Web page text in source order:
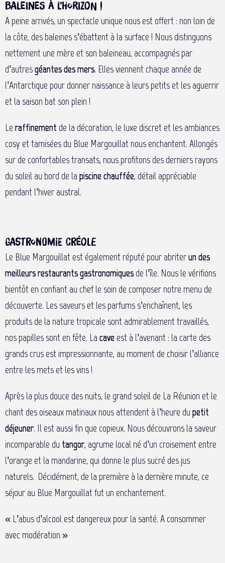
Baleines à l’horizon !
A peine arrivés, un spectacle unique nous est offert : non loin de
la côte, des baleines s’ébattent à la surface ! Nous distinguons
nettement une mère et son baleineau, accompagnés par
d’autresgéantes des mers. Elles viennent chaque année de
l’Antarctique pour donner naissance à leurs petits et les aguerrir
et la saison bat son plein !
Le raffinement de la décoration, le luxe discret et les ambiances
cosy et tamisées du Blue Margouillat nous enchantent. Allongés
sur de confortables transats, nous profitons des derniers rayons
du soleil au bord de lapiscine chauffée, détail appréciable
pendant l’hiver austral.
Gastronomie créole
Le Blue Margouillat est également réputé pour abriterun des
meilleurs restaurants gastronomiques de l’île. Nous le vérifions
bientôt en confiant au chef le soin de composer notre menu de
découverte. Les saveurs et les parfums s’enchaînent, les
produits de la nature tropicale sont admirablement travaillés,
nos papilles sont en fête. Lacave est à l’avenant : la carte des
grands crus est impressionnante, au moment de choisir l’alliance
entre les mets et les vins !
Après la plus douce des nuits, le grand soleil de La Réunion et le
chant des oiseaux matinaux nous attendent à l’heure dupetit
déjeuner. Il est aussi fin que copieux. Nous découvrons la saveur
incomparable du tangor, agrume local né d’un croisement entre
l’orange et la mandarine, qui donne le plus sucré des jus
naturels. Décidément, de la première à la dernière minute, ce
séjour au Blue Margouillat fut un enchantement.
« L’abus d’alcool est dangereux pour la santé. A consommer
avec modération »